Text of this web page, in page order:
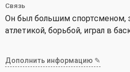
Связь
Он был большим спортсменом,
атлетикой, борьбой, играл в
Дополнить информацию ✎